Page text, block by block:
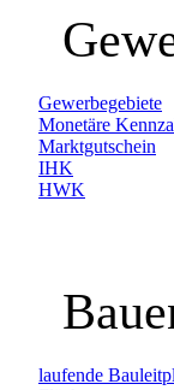
Gewerbegebiete
Monetäre
Marktgutschein
IHK
HWK
laufende